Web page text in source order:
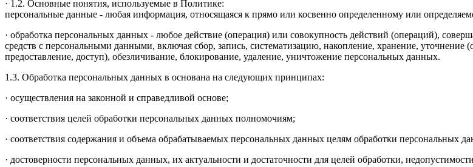
· 1.2. Основные понятия, используемые в Политике:
персональные данные - любая информация, относящаяся к прямо или косвенно определенному или
· обработка персональных данных - любое действие (операция) или совокупность действий (операций),
средств с персональными данными, включая сбор, запись, систематизацию, накопление, хранение, уточнение
предоставление, доступ), обезличивание, блокирование, удаление, уничтожение персональных данных.
1.3. Обработка персональных данных в основана на следующих принципах:
· осуществления на законной и справедливой основе;
· соответствия целей обработки персональных данных полномочиям;
· соответствия содержания и объема обрабатываемых персональных данных целям обработки персональных
· достоверности персональных данных, их актуальности и достаточности для целей обработки,